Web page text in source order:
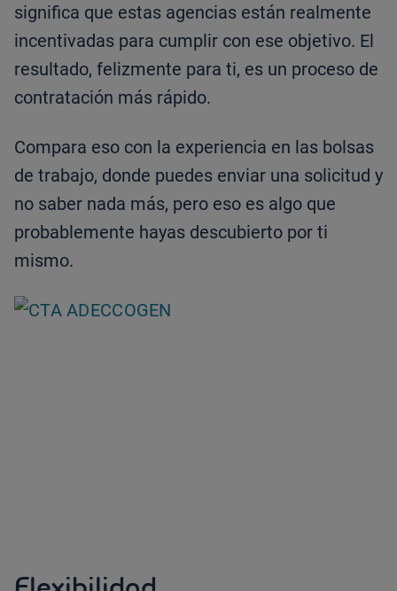
significa que estas agencias están realmente
incentivadas para cumplir con ese objetivo. El
resultado, felizmente para ti, es un proceso de
contratación más rápido.
Compara eso con la experiencia en las bolsas
de trabajo, donde puedes enviar una solicitud y
no saber nada más, pero eso es algo que
probablemente hayas descubierto por ti
mismo.